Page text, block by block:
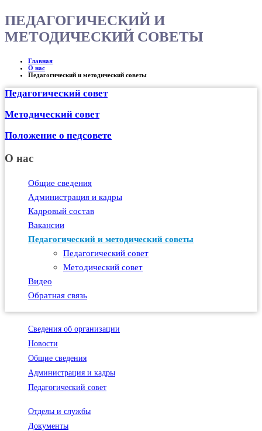
ПЕДАГОГИЧЕСКИЙ И
МЕТОДИЧЕСКИЙ СОВЕТЫ
Главная
О нас
Педагогический и методический советы
Педагогический совет
Методический совет
Положение о педсовете
О нас
Общие сведения
Администрация и кадры
Кадровый состав
Вакансии
Педагогический и методический советы
Педагогический совет
Методический совет
Видео
Обратная связь
Сведения об организации
Новости
Общие сведения
Администрация и кадры
Педагогический совет
Отделы и службы
Документы